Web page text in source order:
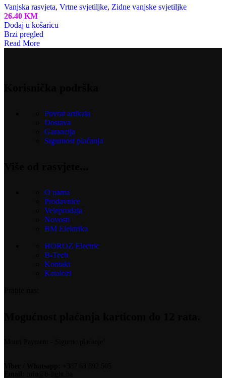
Vanjska rasvjeta, Vrtne svjetiljke, Zidne vanjske svjetiljke
26.40 KM
Dodaj u košaricu
Brzi pregled
Read More
Povrat artikala
Dostava
Garancija
Sigurnost plaćanja
O nama
Prodavnice
Veleprodaja
Novosti
BM Elektrika
HOROZ Electric
B-Tech
Kontakt
Katalozi